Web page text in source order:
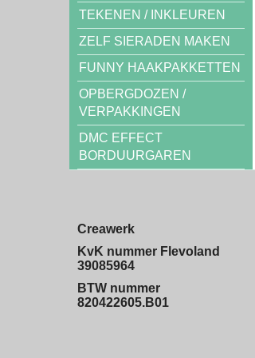
TEKENEN / INKLEUREN
ZELF SIERADEN MAKEN
FUNNY HAAKPAKKETTEN
OPBERGDOZEN /
VERPAKKINGEN
DMC EFFECT
BORDUURGAREN
Creawerk
KvK nummer Flevoland
39085964
BTW nummer
820422605.B01